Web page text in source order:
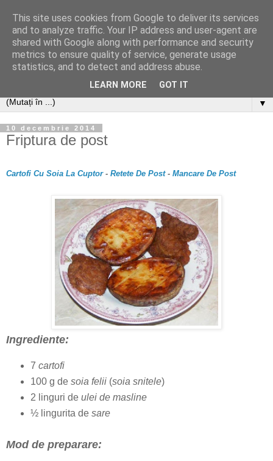
▼
10 decembrie 2014
Friptura de post
Cartofi Cu Soia La Cuptor- Retete De Post- Mancare De Post
Ingrediente:
7 cartofi
100 g de soia felii(soia snitele)
2 linguri de ulei de masline
½ lingurita de sare
Mod de preparare:
This site uses cookies from Google to deliver its services
and to analyze traffic. Your IP address and user-agent are
shared with Google along with performance and security
metrics to ensure quality of service, generate usage
statistics, and to detect and address abuse.
LEARN MORE GOT IT